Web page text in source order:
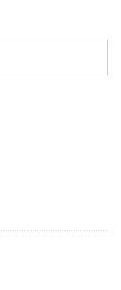
bis 7 Buchstaben